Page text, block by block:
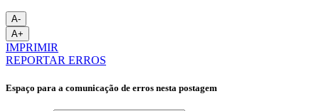
A-
A+
IMPRIMIR
REPORTAR ERROS
Espaço para a comunicação de erros nesta postagem